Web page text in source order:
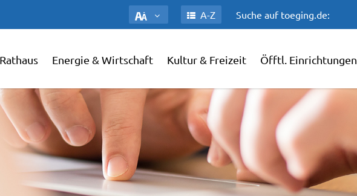
A-Z Suche auf toeging.de:
Energie & Wirtschaft Kultur & Freizeit Öfftl. Einrichtungen